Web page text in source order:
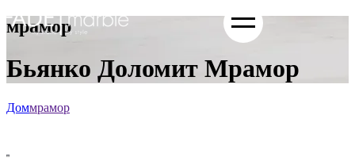
мрамор
Бьянко Доломит Мрамор
Доммрамор